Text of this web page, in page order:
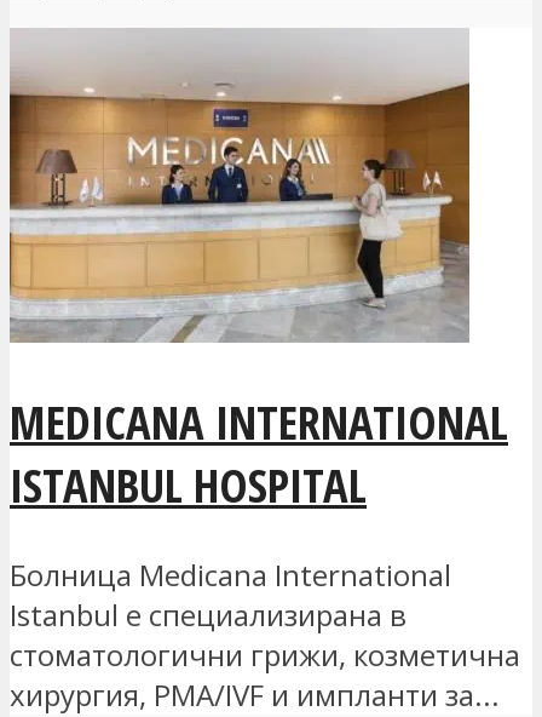
MEDICANA INTERNATIONAL
ISTANBUL HOSPITAL
Болница Medicana International
Istanbul е специализирана в
стоматологични грижи, козметична
хирургия, PMA/IVF и импланти за...